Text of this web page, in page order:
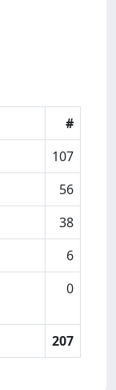
#
107
56
38
6
0
207